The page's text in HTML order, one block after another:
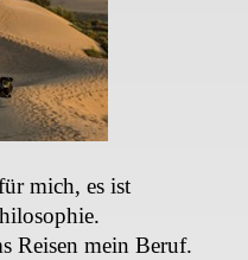
mich, es ist
Reisen mein Beruf.